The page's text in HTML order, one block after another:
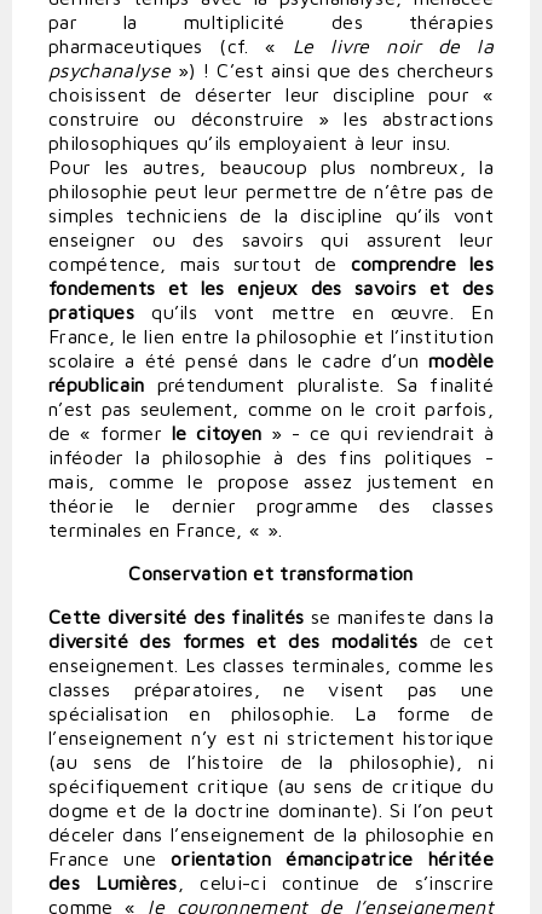
par la multiplicité des thérapies
pharmaceutiques (cf. « Le livre noir de la
psychanalyse») ! C’est ainsi que des chercheurs
choisissent de déserter leur discipline pour «
construire ou déconstruire » les abstractions
philosophiques qu’ils employaient à leur insu.
Pour les autres, beaucoup plus nombreux, la
philosophie peut leur permettre de n’être pas de
simples techniciens de la discipline qu’ils vont
enseigner ou des savoirs qui assurent leur
compétence, mais surtout de comprendre les
fondements et les enjeux des savoirs et des
pratiquesqu’ils vont mettre en œuvre. En
France, le lien entre la philosophie et l’institution
scolaire a été pensé dans le cadre d’unmodèle
républicain prétendument pluraliste. Sa finalité
n’est pas seulement, comme on le croit parfois,
de « former le citoyen » - ce qui reviendrait à
inféoder la philosophie à des fins politiques -
mais, comme le propose assez justement en
théorie le dernier programme des classes
terminales en France, « ».
Conservation et transformation
Cette diversité des finalités se manifeste dans la
diversité des formes et des modalités de cet
enseignement. Les classes terminales, comme les
classes préparatoires, ne visent pas une
spécialisation en philosophie. La forme de
l’enseignement n’y est ni strictement historique
(au sens de l’histoire de la philosophie), ni
spécifiquement critique (au sens de critique du
dogme et de la doctrine dominante). Si l’on peut
déceler dans l’enseignement de la philosophie en
France uneorientation émancipatrice héritée
des Lumières , celui-ci continue de s’inscrire
comme « le couronnement de l’enseignement